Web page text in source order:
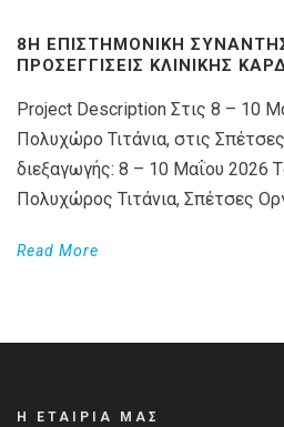
8Η ΕΠΙΣΤΗΜΟΝΙΚΉ
ΠΡΟΣΕΓΓΊΣΕΙΣ ΚΛΙΝΙΚΉΣ
Project Description Στις 8 – 10
Πολυχώρο Τιτάνια, στις
διεξαγωγής: 8 – 10 Μαΐου 2026
Πολυχώρος Τιτάνια, Σπέτσες
Read More
Η ΕΤΑΙΡΙΑ ΜΑΣ